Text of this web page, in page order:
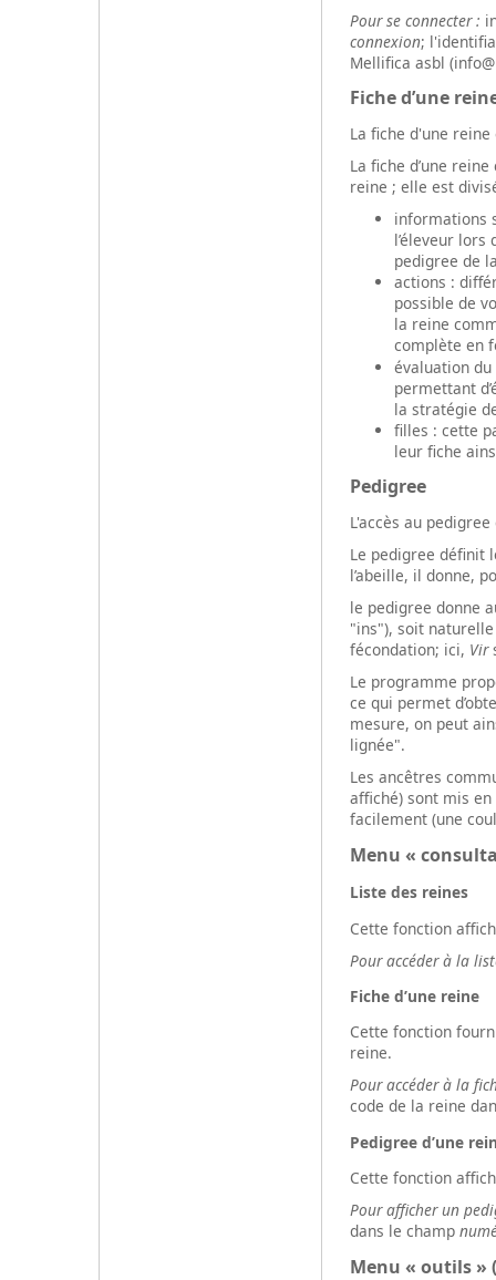
Pour se connecter :
connexion;
Mellifica asbl
Fiche d’une
La fiche d'une
La fiche d’une
reine ; elle est
informations
l’éleveur lors
pedigree de
actions :
possible de
la reine
complète en
évaluation
permettant
la stratégie
filles : cette
leur fiche
Pedigree
L'accès au
Le pedigree définit
l’abeille, il donne,
le pedigree donne
"ins"), soit
fécondation; ici, Vir
Le programme
ce qui permet
mesure, on peut
lignée".
Les ancêtres
affiché) sont mis
facilement (une
Menu «
Liste des reines
Cette fonction
Pour accéder à la
Fiche d’une reine
Cette fonction
reine.
Pour accéder à la
code de la reine
Pedigree d’une
Cette fonction
Pour afficher un
dans le champ
Menu « outils »